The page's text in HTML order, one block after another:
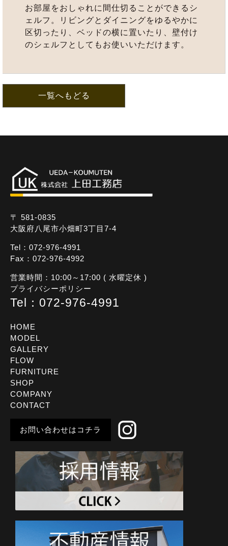
お部屋をおしゃれに間仕切ることができるシ
ェルフ。リビングとダイニングをゆるやかに
区切ったり、ベッドの横に置いたり、壁付け
のシェルフとしてもお使いいただけます。
一覧へもどる
〒 581-0835
大阪府八尾市小畑町3丁目7-4
Tel：072-976-4991
Fax：072-976-4992
営業時間：10:00～17:00 ( 水曜定休 )
プライバシーポリシー
Tel：072-976-4991
HOME
MODEL
GALLERY
FLOW
FURNITURE
SHOP
COMPANY
CONTACT
お問い合わせはコチラ